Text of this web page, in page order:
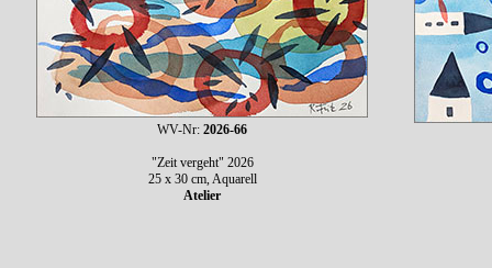
WV-Nr: 2026-66
"Zeit vergeht" 2026
25 x 30 cm, Aquarell
Atelier